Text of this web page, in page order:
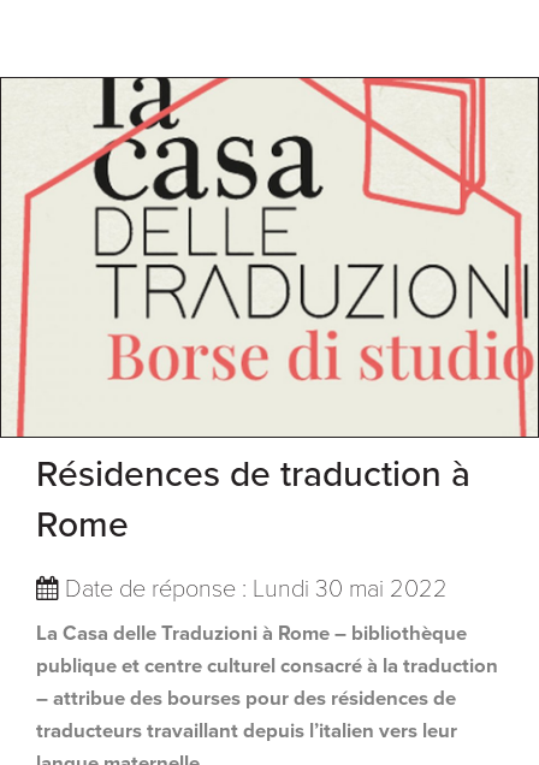
Résidences de traduction à
Rome
Date de réponse : Lundi 30 mai 2022
La Casa delle Traduzioni à Rome – bibliothèque
publique et centre culturel consacré à la traduction
– attribue des bourses pour des résidences de
traducteurs travaillant depuis l’italien vers leur